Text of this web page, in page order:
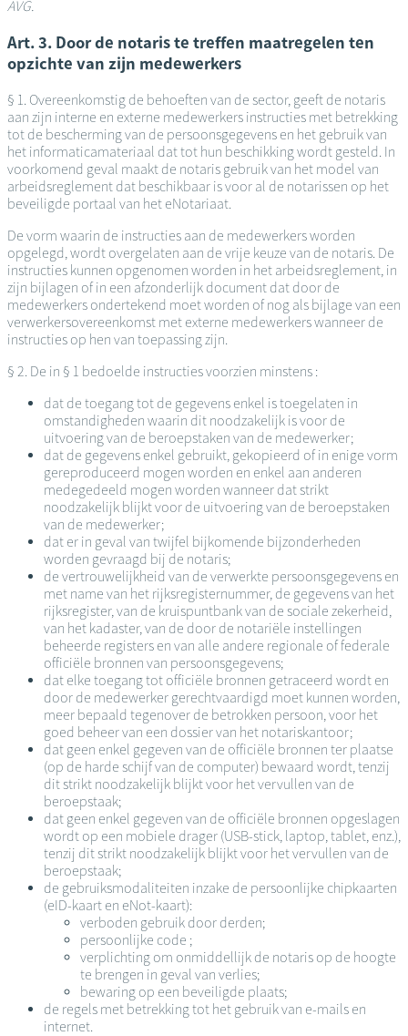
AVG.
Art. 3. Door de notaris te treffen maatregelen ten
opzichte van zijn medewerkers
§ 1. Overeenkomstig de behoeften van de sector, geeft de notaris
aan zijn interne en externe medewerkers instructies met betrekking
tot de bescherming van de persoonsgegevens en het gebruik van
het informaticamateriaal dat tot hun beschikking wordt gesteld. In
voorkomend geval maakt de notaris gebruik van het model van
arbeidsreglement dat beschikbaar is voor al de notarissen op het
beveiligde portaal van het eNotariaat.
De vorm waarin de instructies aan de medewerkers worden
opgelegd, wordt overgelaten aan de vrije keuze van de notaris. De
instructies kunnen opgenomen worden in het arbeidsreglement, in
zijn bijlagen of in een afzonderlijk document dat door de
medewerkers ondertekend moet worden of nog als bijlage van een
verwerkersovereenkomst met externe medewerkers wanneer de
instructies op hen van toepassing zijn.
§ 2. De in § 1 bedoelde instructies voorzien minstens :
dat de toegang tot de gegevens enkel is toegelaten in
omstandigheden waarin dit noodzakelijk is voor de
uitvoering van de beroepstaken van de medewerker;
dat de gegevens enkel gebruikt, gekopieerd of in enige vorm
gereproduceerd mogen worden en enkel aan anderen
medegedeeld mogen worden wanneer dat strikt
noodzakelijk blijkt voor de uitvoering van de beroepstaken
van de medewerker;
dat er in geval van twijfel bijkomende bijzonderheden
worden gevraagd bij de notaris;
de vertrouwelijkheid van de verwerkte persoonsgegevens en
met name van het rijksregisternummer, de gegevens van het
rijksregister, van de kruispuntbank van de sociale zekerheid,
van het kadaster, van de door de notariële instellingen
beheerde registers en van alle andere regionale of federale
officiële bronnen van persoonsgegevens;
dat elke toegang tot officiële bronnen getraceerd wordt en
door de medewerker gerechtvaardigd moet kunnen worden,
meer bepaald tegenover de betrokken persoon, voor het
goed beheer van een dossier van het notariskantoor;
dat geen enkel gegeven van de officiële bronnen ter plaatse
(op de harde schijf van de computer) bewaard wordt, tenzij
dit strikt noodzakelijk blijkt voor het vervullen van de
beroepstaak;
dat geen enkel gegeven van de officiële bronnen opgeslagen
wordt op een mobiele drager (USB-stick, laptop, tablet, enz.),
tenzij dit strikt noodzakelijk blijkt voor het vervullen van de
beroepstaak;
de gebruiksmodaliteiten inzake de persoonlijke chipkaarten
(eID-kaart en eNot-kaart):
verboden gebruik door derden;
persoonlijke code ;
verplichting om onmiddellijk de notaris op de hoogte
te brengen in geval van verlies;
bewaring op een beveiligde plaats;
de regels met betrekking tot het gebruik van e-mails en
internet.